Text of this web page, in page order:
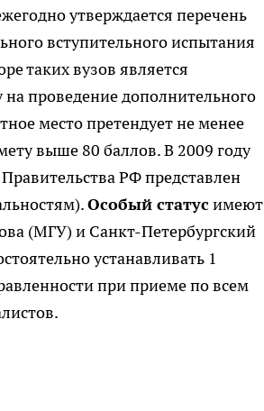
утверждается перечень
вступительного испытания
таких вузов является
проведение дополнительного
место претендует не менее
выше 80 баллов. В 2009 году
РФ представлен
Особый статус имеют
(МГУ) и Санкт-Петербургский
устанавливать 1
при приеме по всем